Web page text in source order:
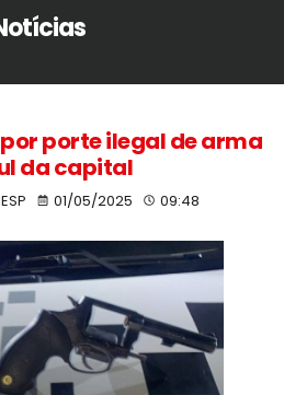
porte ilegal de arma
da capital
01/05/2025 09:48